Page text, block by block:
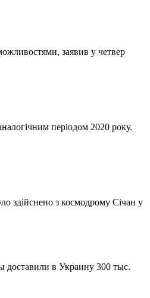
заявив у четвер
періодом 2020 року.
здійснено з космодрому Січан у
доставили в Украину 300 тыс.